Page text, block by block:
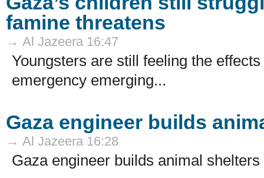
famine threatens
→ Al Jazeera 16:47
Youngsters are still feeling the
emergency emerging...
Gaza engineer builds
→ Al Jazeera 16:28
Gaza engineer builds animal